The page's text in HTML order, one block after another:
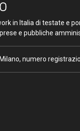
in Italia di testate e
e pubbliche
numero